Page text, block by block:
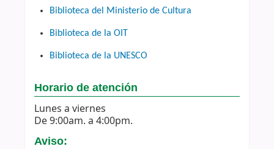
Biblioteca del Ministerio de Cultura
Biblioteca de la OIT
Biblioteca de la UNESCO
Horario de atención
Lunes a viernes
De 9:00am. a 4:00pm.
Aviso: